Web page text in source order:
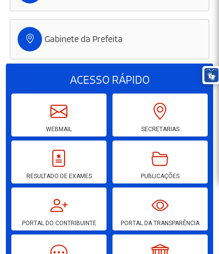
Gabinete da Prefeita
ACESSORÁPIDO
WEBMAIL SECRETARIAS
RESULTADO DE EXAMES PUBLICAÇÕES
PORTAL DO CONTRIBUINTE PORTAL DA TRANSPARÊNCIA